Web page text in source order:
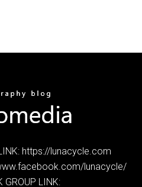
https://lunacycle.com
lunacycle/
GROUP LINK: